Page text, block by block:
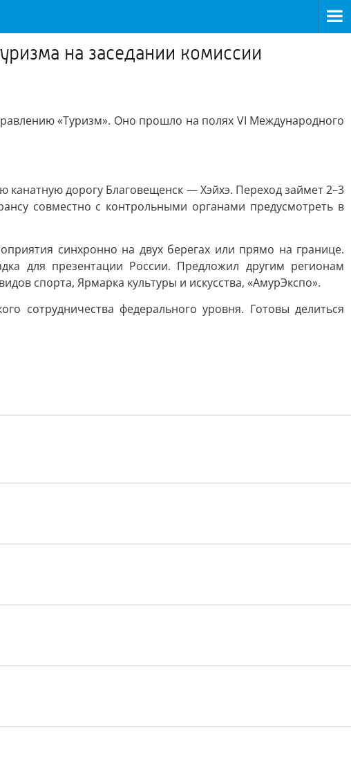
на заседании комиссии
«Туризм». Оно прошло на полях VI Международного
канатную дорогу Благовещенск — Хэйхэ. Переход займет 2–3
совместно с контрольными органами предусмотреть в
синхронно на двух берегах или прямо на границе.
для презентации России. Предложил другим регионам
спорта, Ярмарка культуры и искусства, «АмурЭкспо».
сотрудничества федерального уровня. Готовы делиться